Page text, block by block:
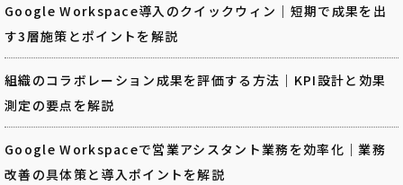
Google Workspace導入のクイックウィン｜短期で成果を出
す3層施策とポイントを解説
組織のコラボレーション成果を評価する方法｜KPI設計と効果
測定の要点を解説
Google Workspaceで営業アシスタント業務を効率化｜業務
改善の具体策と導入ポイントを解説